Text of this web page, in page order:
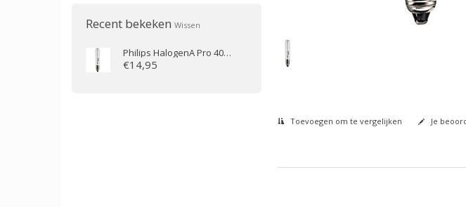
Recent bekeken Wissen
Philips HalogenA Pro 40W E14 T25 helder
€14,95
Toevoegen om te vergelijken Je